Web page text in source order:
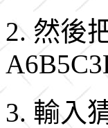
2. 然後
3. 輸入